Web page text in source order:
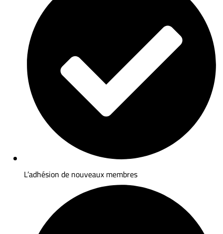
L’adhésion de nouveaux membres